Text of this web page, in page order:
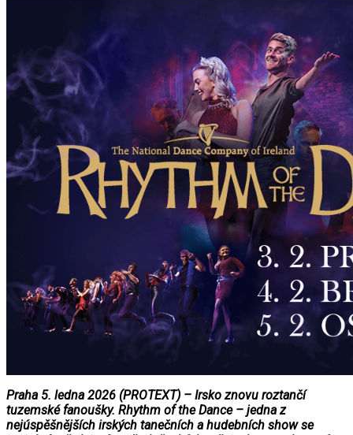
Praha 5. ledna 2026 (PROTEXT) – Irsko znovu roztančí
tuzemské fanoušky. Rhythm of the Dance – jedna z
nejúspěšnějších irských tanečních a hudebních show se